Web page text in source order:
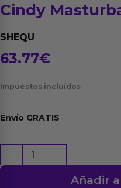
Cindy
SHEQU
63.77€
Impuestos incluídos
Envío GRATIS
Masturbador
Añadir